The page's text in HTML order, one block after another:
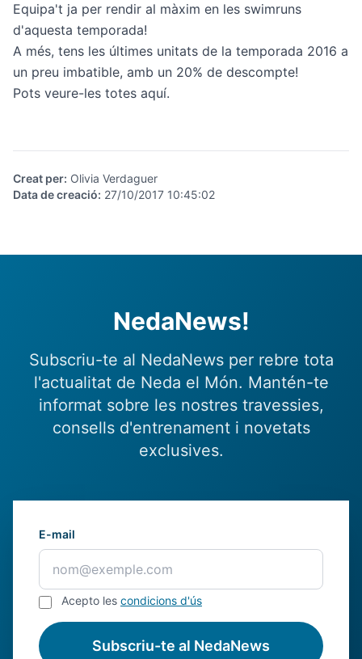
Equipa't ja per rendir al màxim en les swimruns
d'aquesta temporada!
A més, tens les últimes unitats de la temporada 2016 a
un preu imbatible, amb un 20% de descompte!
Pots veure-les totes aquí.
Creat per: Olivia Verdaguer
Data de creació: 27/10/2017 10:45:02
NedaNews!
Subscriu-te al NedaNews per rebre tota
l'actualitat de Neda el Món. Mantén-te
informat sobre les nostres travessies,
consells d'entrenament i novetats
exclusives.
E-mail
Acepto les condicions d'ús
Subscriu-te al NedaNews